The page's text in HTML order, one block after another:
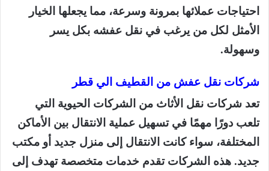
احتياجات عملائها بمرونة وسرعة، مما يجعلها الخيار
الأمثل لكل من يرغب في نقل عفشه بكل يسر
وسهولة.
شركات نقل عفش من القطيف الي قطر
تعد شركات نقل الأثاث من الشركات الحيوية التي
تلعب دورًا مهمًا في تسهيل عملية الانتقال بين الأماكن
المختلفة، سواء كانت الانتقال إلى منزل جديد أو مكتب
جديد. هذه الشركات تقدم خدمات متخصصة تهدف إلى